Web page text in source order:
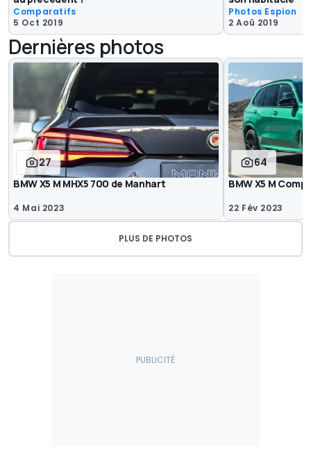
Comparatifs
5 Oct 2019
Photos Espion
2 Aoû 2019
Dernières photos
27
BMW X5 M MHX5 700 de Manhart
4 Mai 2023
64
BMW X5 M
22 Fév 2023
PLUS DE PHOTOS